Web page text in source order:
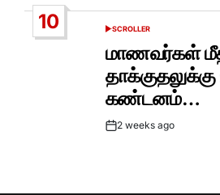
10
POSTED
SCROLLER
மாணவர்கள்
கண்டனம்…
Post2 weeks ago